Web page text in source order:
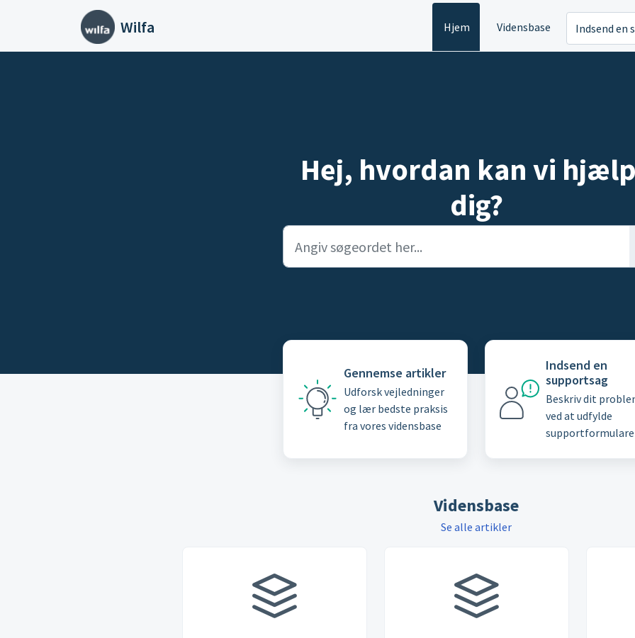
Gå til hovedindhold
Wilfa Hjem Vidensbase Indsend en
Hej, hvordan kan vi
dig?
Gennemse artikler
Udforsk vejledninger
og lær bedste praksis
fra vores vidensbase
Indsend en
supportsag
Beskriv dit
ved at udfylde
Vidensbase
Se alle artikler